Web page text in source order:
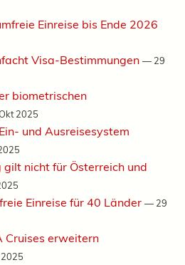
Einreise bis Ende 2026
Visa-Bestimmungen — 29
biometrischen
2025
und Ausreisesystem
nicht für Österreich und
Einreise für 40 Länder — 29
Cruises erweitern
2025